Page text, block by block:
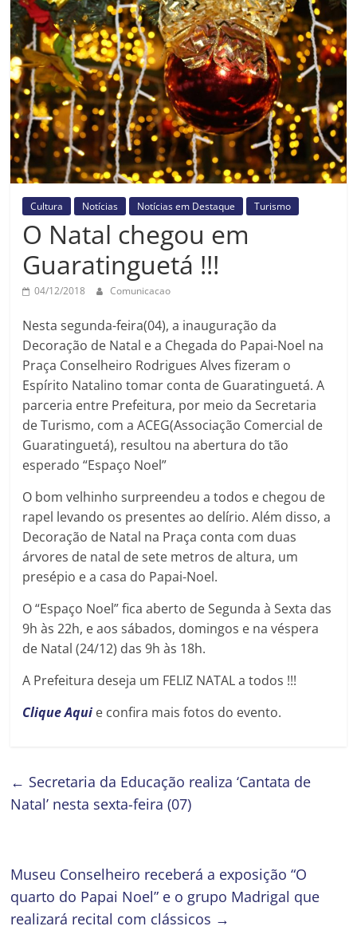
Prefeitura
Estância
Turística
Guaratinguetá
Cultura Notícias Notícias em Destaque Turismo
O Natal chegou em
Guaratinguetá !!!
04/12/2018 Comunicacao
Nesta segunda-feira(04), a inauguração da
Decoração de Natal e a Chegada do Papai-Noel na
Praça Conselheiro Rodrigues Alves fizeram o
Espírito Natalino tomar conta de Guaratinguetá. A
parceria entre Prefeitura, por meio da Secretaria
de Turismo, com a ACEG(Associação Comercial de
Guaratinguetá), resultou na abertura do tão
esperado “Espaço Noel”
O bom velhinho surpreendeu a todos e chegou de
rapel levando os presentes ao delírio. Além disso, a
Decoração de Natal na Praça conta com duas
árvores de natal de sete metros de altura, um
presépio e a casa do Papai-Noel.
O “Espaço Noel” fica aberto de Segunda à Sexta das
9h às 22h, e aos sábados, domingos e na véspera
de Natal (24/12) das 9h às 18h.
A Prefeitura deseja um FELIZ NATAL a todos !!!
Clique Aqui e confira mais fotos do evento.
← Secretaria da Educação realiza ‘Cantata de
Natal’ nesta sexta-feira (07)
Museu Conselheiro receberá a exposição “O
quarto do Papai Noel” e o grupo Madrigal que
realizará recital com clássicos →